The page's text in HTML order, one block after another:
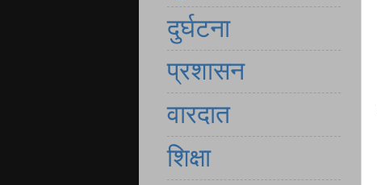
दुर्घटना
प्रशासन
वारदात
शिक्षा